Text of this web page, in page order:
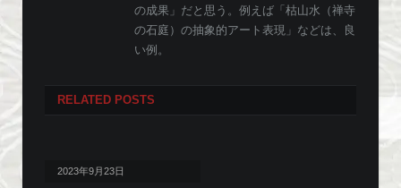
の成果」だと思う。例えば「枯山水（禅寺
の石庭）の抽象的アート表現」などは、良
い例。
RELATED POSTS
2023年9月23日